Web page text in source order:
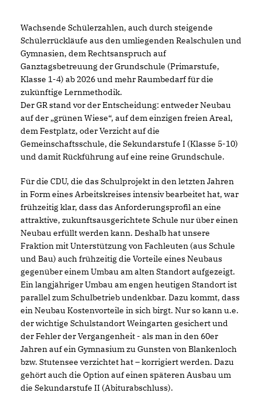
Wachsende Schülerzahlen, auch durch steigende
Schülerrückläufe aus den umliegenden Realschulen und
Gymnasien, dem Rechtsanspruch auf
Ganztagsbetreuung der Grundschule (Primarstufe,
Klasse 1-4) ab 2026 und mehr Raumbedarf für die
zukünftige Lernmethodik.
Der GR stand vor der Entscheidung: entweder Neubau
auf der „grünen Wiese“, auf dem einzigen freien Areal,
dem Festplatz, oder Verzicht auf die
Gemeinschaftsschule, die Sekundarstufe I (Klasse 5-10)
und damit Rückführung auf eine reine Grundschule.
Für die CDU, die das Schulprojekt in den letzten Jahren
in Form eines Arbeitskreises intensiv bearbeitet hat, war
frühzeitig klar, dass das Anforderungsprofil an eine
attraktive, zukunftsausgerichtete Schule nur über einen
Neubau erfüllt werden kann. Deshalb hat unsere
Fraktion mit Unterstützung von Fachleuten (aus Schule
und Bau) auch frühzeitig die Vorteile eines Neubaus
gegenüber einem Umbau am alten Standort aufgezeigt.
Ein langjähriger Umbau am engen heutigen Standort ist
parallel zum Schulbetrieb undenkbar. Dazu kommt, dass
ein Neubau Kostenvorteile in sich birgt. Nur so kann u.e.
der wichtige Schulstandort Weingarten gesichert und
der Fehler der Vergangenheit - als man in den 60er
Jahren auf ein Gymnasium zu Gunsten von Blankenloch
bzw. Stutensee verzichtet hat – korrigiert werden. Dazu
gehört auch die Option auf einen späteren Ausbau um
die Sekundarstufe II (Abiturabschluss).